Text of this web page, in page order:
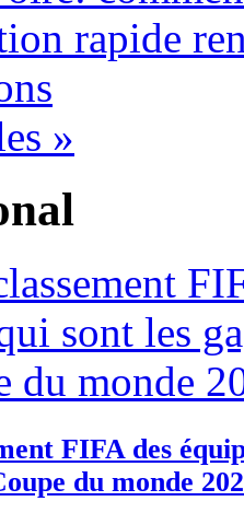
rapide
»
FIFA des
du monde